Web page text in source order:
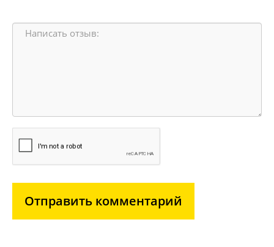
Отправить комментарий